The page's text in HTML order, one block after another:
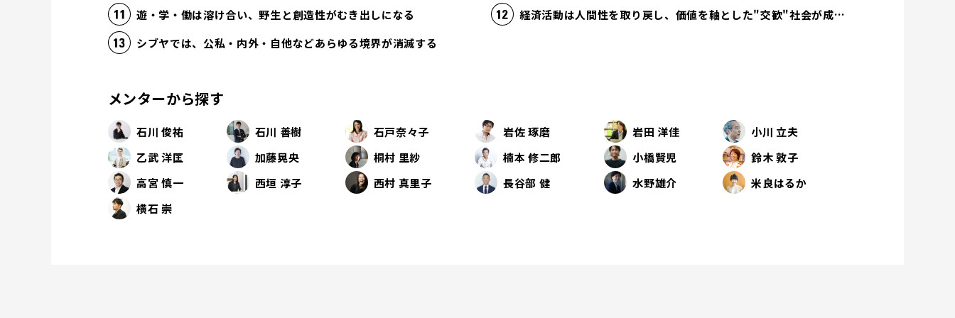
遊・学・働は溶け合い、野生と創造性がむき出しになる
経済活動は人間性を取り戻し、価値を軸とした"交歓"社会が成立する
シブヤでは、公私・内外・自他などあらゆる境界が消滅する
メンターから探す
石川 俊祐 石川 善樹 石戸奈々子 岩佐 琢磨 岩田 洋佳
小川 立夫
乙武 洋匡
加藤晃央 桐村 里紗 楠本 修二郎 小橋賢児
鈴木 敦子
高宮 慎一
西垣 淳子 西村 真里子 長谷部 健 水野雄介
米良はるか
横石 崇